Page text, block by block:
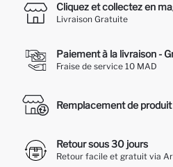
Cliquez et collectez en
Livraison Gratuite
Paiement à la livraison -
Fraise de service 10 MAD
Remplacement de
Retour sous 30 jours
Retour facile et gratuit via